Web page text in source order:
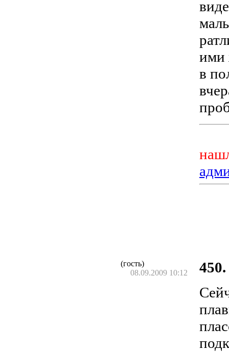
ими
в
(гость)
08.09.2009 10:12
450.